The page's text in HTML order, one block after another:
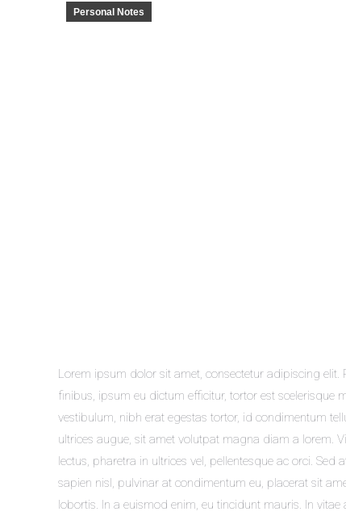
Personal Notes
Lorem ipsum dolor sit amet, consectetur adipiscing
finibus, ipsum eu dictum efficitur, tortor est scelerisque
vestibulum, nibh erat egestas tortor, id condimentum
ultrices augue, sit amet volutpat magna diam a lorem.
lectus, pharetra in ultrices vel, pellentesque ac orci.
sapien nisl, pulvinar at condimentum eu, placerat sit
lobortis. In a euismod enim, eu tincidunt mauris. In